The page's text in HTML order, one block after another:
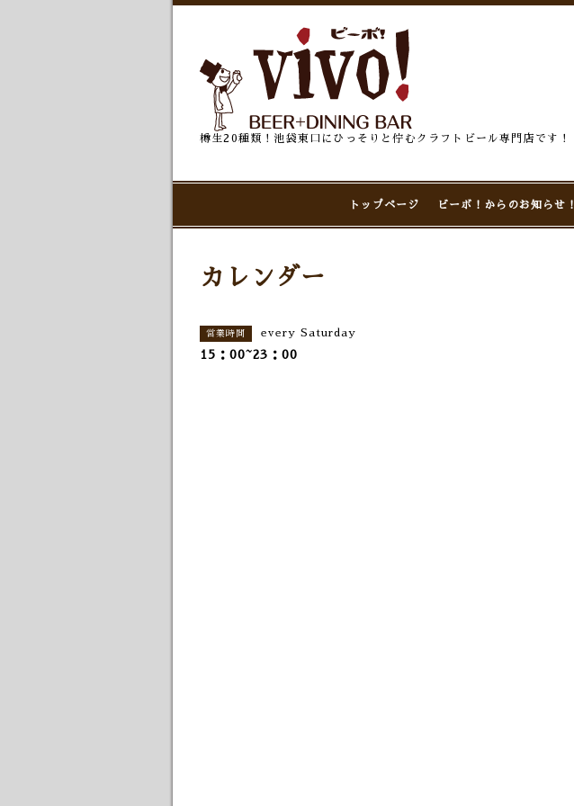
樽生20種類！池袋東口にひっそりと佇むクラフトビール専門店です！
トップページ ビーボ！からのお知らせ！
カレンダー
営業時間 every Saturday
15：00~23：00